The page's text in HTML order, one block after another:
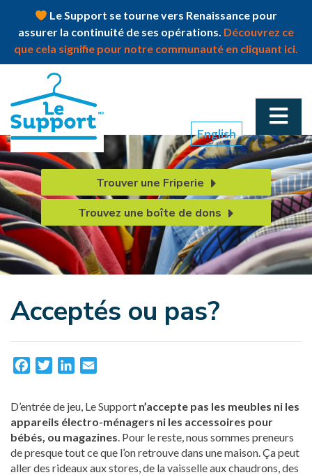
Le Support se tourne vers Renaissance pour
assurer la continuité de ses opérations. Découvrez ce
que cela signifie pour notre communauté en cliquant ici.
English
Trouver une Friperie
Trouvez une boîte de dons
Acceptés ou pas?
Facebook
TwitterLinkedIn
D’entrée de jeu, Le Support n’accepte pas les meubles ni les
appareils électro-ménagers ni les accessoires pour
bébés, ou magazines . Pour le reste, nous sommes preneurs
de presque tout ce que l’on retrouve dans une maison. Ça peut
aller des rideaux aux stores, de la vaisselle aux chaudrons, des